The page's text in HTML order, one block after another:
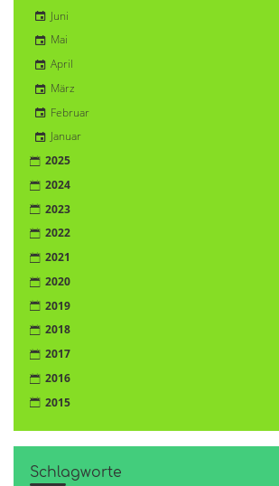
Juni
Mai
April
März
Februar
Januar
2025
2024
2023
2022
2021
2020
2019
2018
2017
2016
2015
Schlagworte